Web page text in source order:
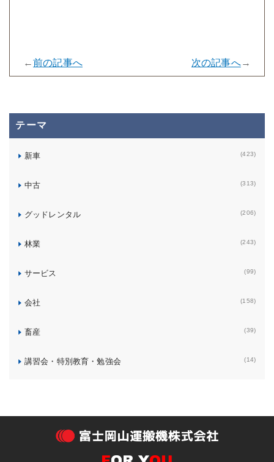
←前の記事へ 次の記事へ→
テーマ
新車 (423)
中古 (313)
グッドレンタル (206)
林業 (243)
サービス (99)
会社 (158)
畜産 (39)
講習会・特別教育・勉強会 (14)